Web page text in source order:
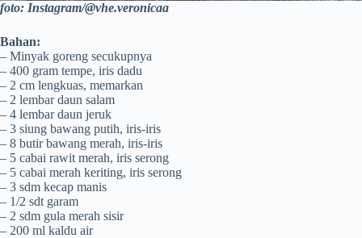
foto: Instagram/@vhe.veronicaa
Bahan:
– Minyak goreng secukupnya
– 400 gram tempe, iris dadu
– 2 cm lengkuas, memarkan
– 2 lembar daun salam
– 4 lembar daun jeruk
– 3 siung bawang putih, iris-iris
– 8 butir bawang merah, iris-iris
– 5 cabai rawit merah, iris serong
– 5 cabai merah keriting, iris serong
– 3 sdm kecap manis
– 1/2 sdt garam
– 2 sdm gula merah sisir
– 200 ml kaldu air